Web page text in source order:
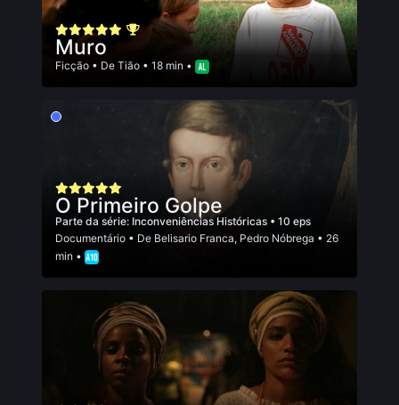
Muro
Ficção • De Tião • 18 min •
O Primeiro Golpe
Parte da série: Inconveniências Históricas • 10 eps
Documentário • De Belisario Franca, Pedro Nóbrega • 26
min •